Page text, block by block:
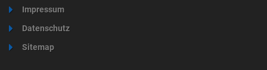
Impressum
Datenschutz
Sitemap